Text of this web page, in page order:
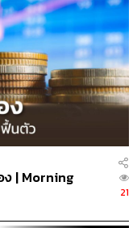
ง | Morning
21